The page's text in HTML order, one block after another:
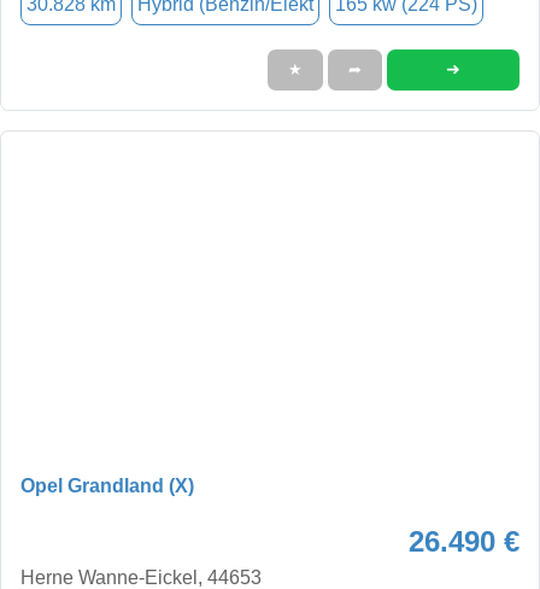
★ ➦ ➜
Opel Grandland (X)
26.490 €
Herne Wanne-Eickel, 44653